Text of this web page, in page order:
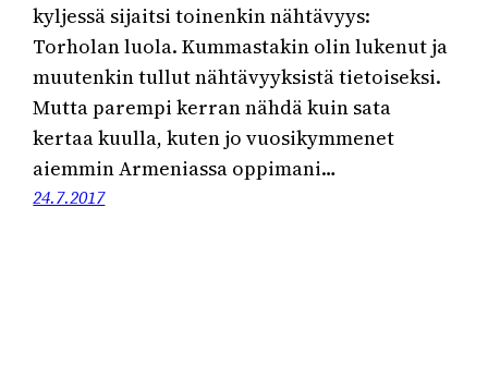
kyljessä sijaitsi toinenkin nähtävyys:
Torholan luola. Kummastakin olin lukenut ja
muutenkin tullut nähtävyyksistä tietoiseksi.
Mutta parempi kerran nähdä kuin sata
kertaa kuulla, kuten jo vuosikymmenet
aiemmin Armeniassa oppimani…
24.7.2017